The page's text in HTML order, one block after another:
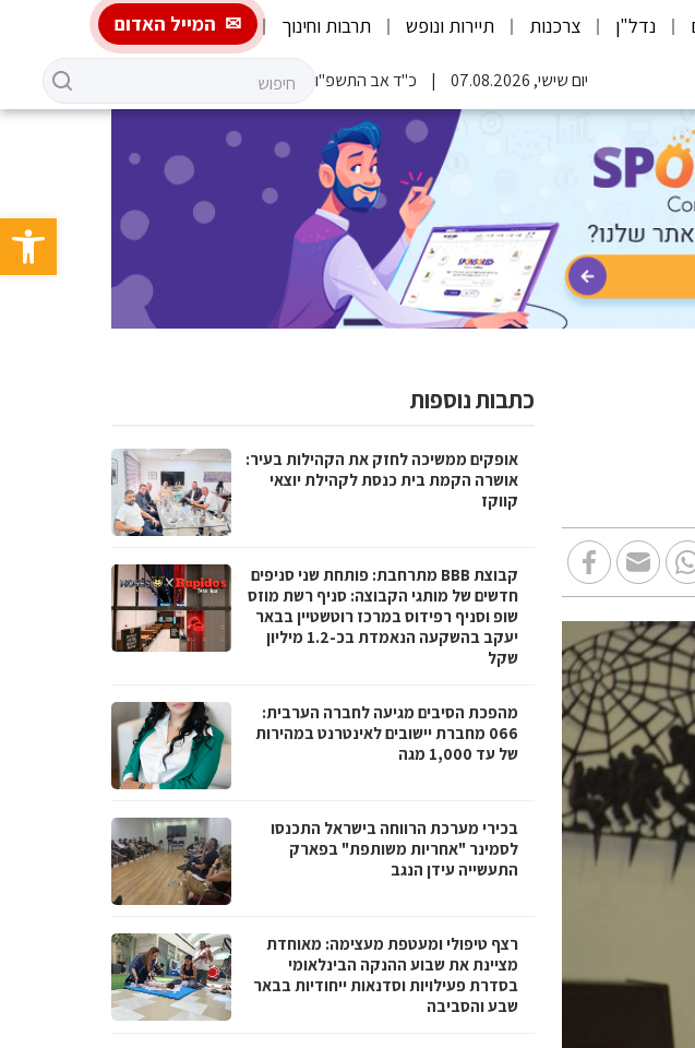
פתח
נדל"ן צרכנות תיירות ונופש תרבות וחינוך המייל האדום
יום שישי, 07.08.2026 כ"ד אב התשפ"ו
כתבות נוספות
אופקים ממשיכה לחזק את הקהילות בעיר:
אושרה הקמת בית כנסת לקהילת יוצאי
קווקז
קבוצת BBB מתרחבת: פותחת שני סניפים
חדשים של מותגי הקבוצה: סניף רשת מוזס
שופ וסניף רפידוס במרכז רוטשטיין בבאר
יעקב בהשקעה הנאמדת בכ-1.2 מיליון
שקל
מהפכת הסיבים מגיעה לחברה הערבית:
066 מחברת יישובים לאינטרנט במהירות
של עד 1,000 מגה
בכירי מערכת הרווחה בישראל התכנסו
לסמינר "אחריות משותפת" בפארק
התעשייה עידן הנגב
רצף טיפולי ומעטפת מעצימה: מאוחדת
מציינת את שבוע ההנקה הבינלאומי
בסדרת פעילויות וסדנאות ייחודיות בבאר
שבע והסביבה